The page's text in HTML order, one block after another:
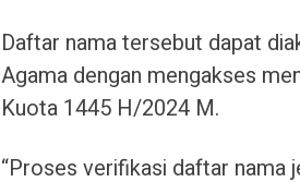
Daftar nama tersebut dapat
Agama dengan mengakses
Kuota 1445 H/2024 M.
“Proses verifikasi daftar nama